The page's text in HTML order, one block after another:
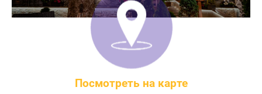
Посмотреть на карте